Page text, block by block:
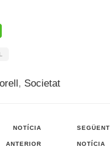
, Societat
NOTÍCIA
ANTERIOR
SEGÜENT
NOTÍCIA